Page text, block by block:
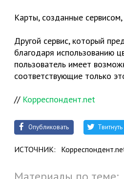
Карты, созданные
Другой сервис, который
благодаря использованию
пользователь имеет
соответствующие только
// Корреспондент.net
Опубликовать Твитнуть
ИСТОЧНИК: